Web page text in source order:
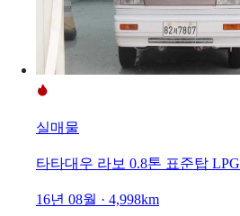
실매물
타타대우 라보 0.8톤 표준탑 LPG
16년 08월 · 4,998km